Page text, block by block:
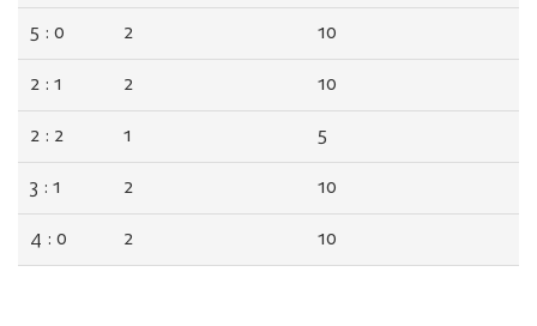
5 : 0
2
10
2 : 1
2
10
2 : 2
1
5
3 : 1
2
10
4 : 0
2 10